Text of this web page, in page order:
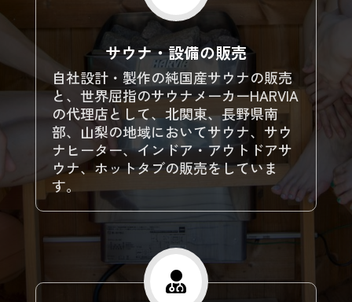
サウナ・設備の販売
自社設計・製作の純国産サウナの販売
と、世界屈指のサウナメーカーHARVIA
の代理店として、北関東、長野県南
部、山梨の地域においてサウナ、サウ
ナヒーター、インドア・アウトドアサ
ウナ、ホットタブの販売をしていま
す。
